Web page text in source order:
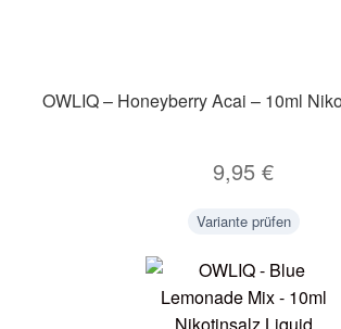
OWLIQ – Honeyberry Acai – 10ml
9,95 €
Variante prüfen